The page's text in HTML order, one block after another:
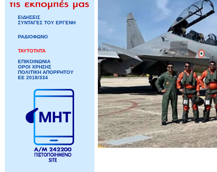
ΕΙΔΗΣΕΙΣ
ΣΥΝΤΑΓΕΣ ΤΟΥ ΕΡΓΕΝΗ
ΡΑΔΙΟΦΩΝΟ
ΤΑΥΤΟΤΗΤΑ
ΕΠΙΚΟΙΝΩΝΙΑ
ΟΡΟΙ ΧΡΗΣΗΣ
ΠΟΛΙΤΙΚΗ ΑΠΟΡΡΗΤΟΥ
ΕΕ 2018/334